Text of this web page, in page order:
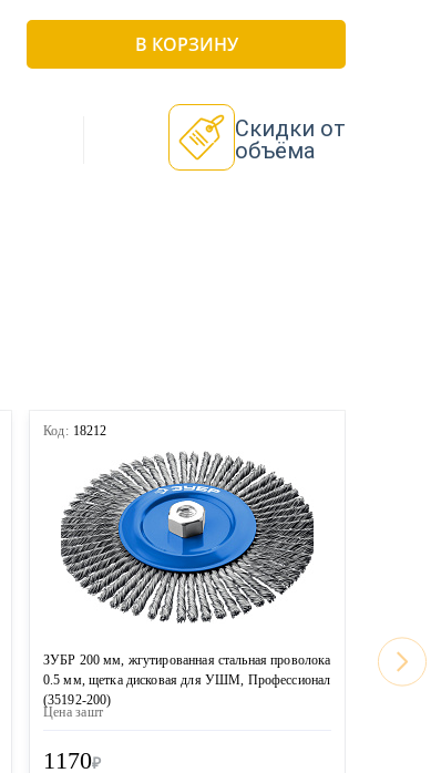
В КОРЗИНУ
Скидки от
объёма
Код: 18212
ЗУБР 200 мм, жгутированная стальная проволока
0.5 мм, щетка дисковая для УШМ, Профессионал
(35192-200)
Цена зашт
1170₽
MIRAX